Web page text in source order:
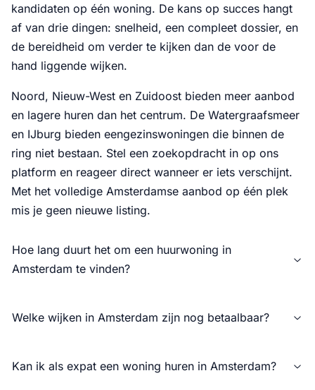
kandidaten op één woning. De kans op succes hangt
af van drie dingen: snelheid, een compleet dossier, en
de bereidheid om verder te kijken dan de voor de
hand liggende wijken.
Noord, Nieuw-West en Zuidoost bieden meer aanbod
en lagere huren dan het centrum. De Watergraafsmeer
en IJburg bieden eengezinswoningen die binnen de
ring niet bestaan. Stel een zoekopdracht in op ons
platform en reageer direct wanneer er iets verschijnt.
Met het volledige Amsterdamse aanbod op één plek
mis je geen nieuwe listing.
Hoe lang duurt het om een huurwoning in
Amsterdam te vinden?
Welke wijken in Amsterdam zijn nog betaalbaar?
Kan ik als expat een woning huren in Amsterdam?